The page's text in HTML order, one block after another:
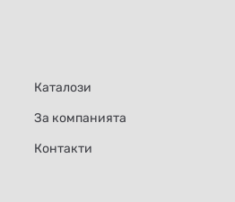
Каталози
За компанията
Контакти